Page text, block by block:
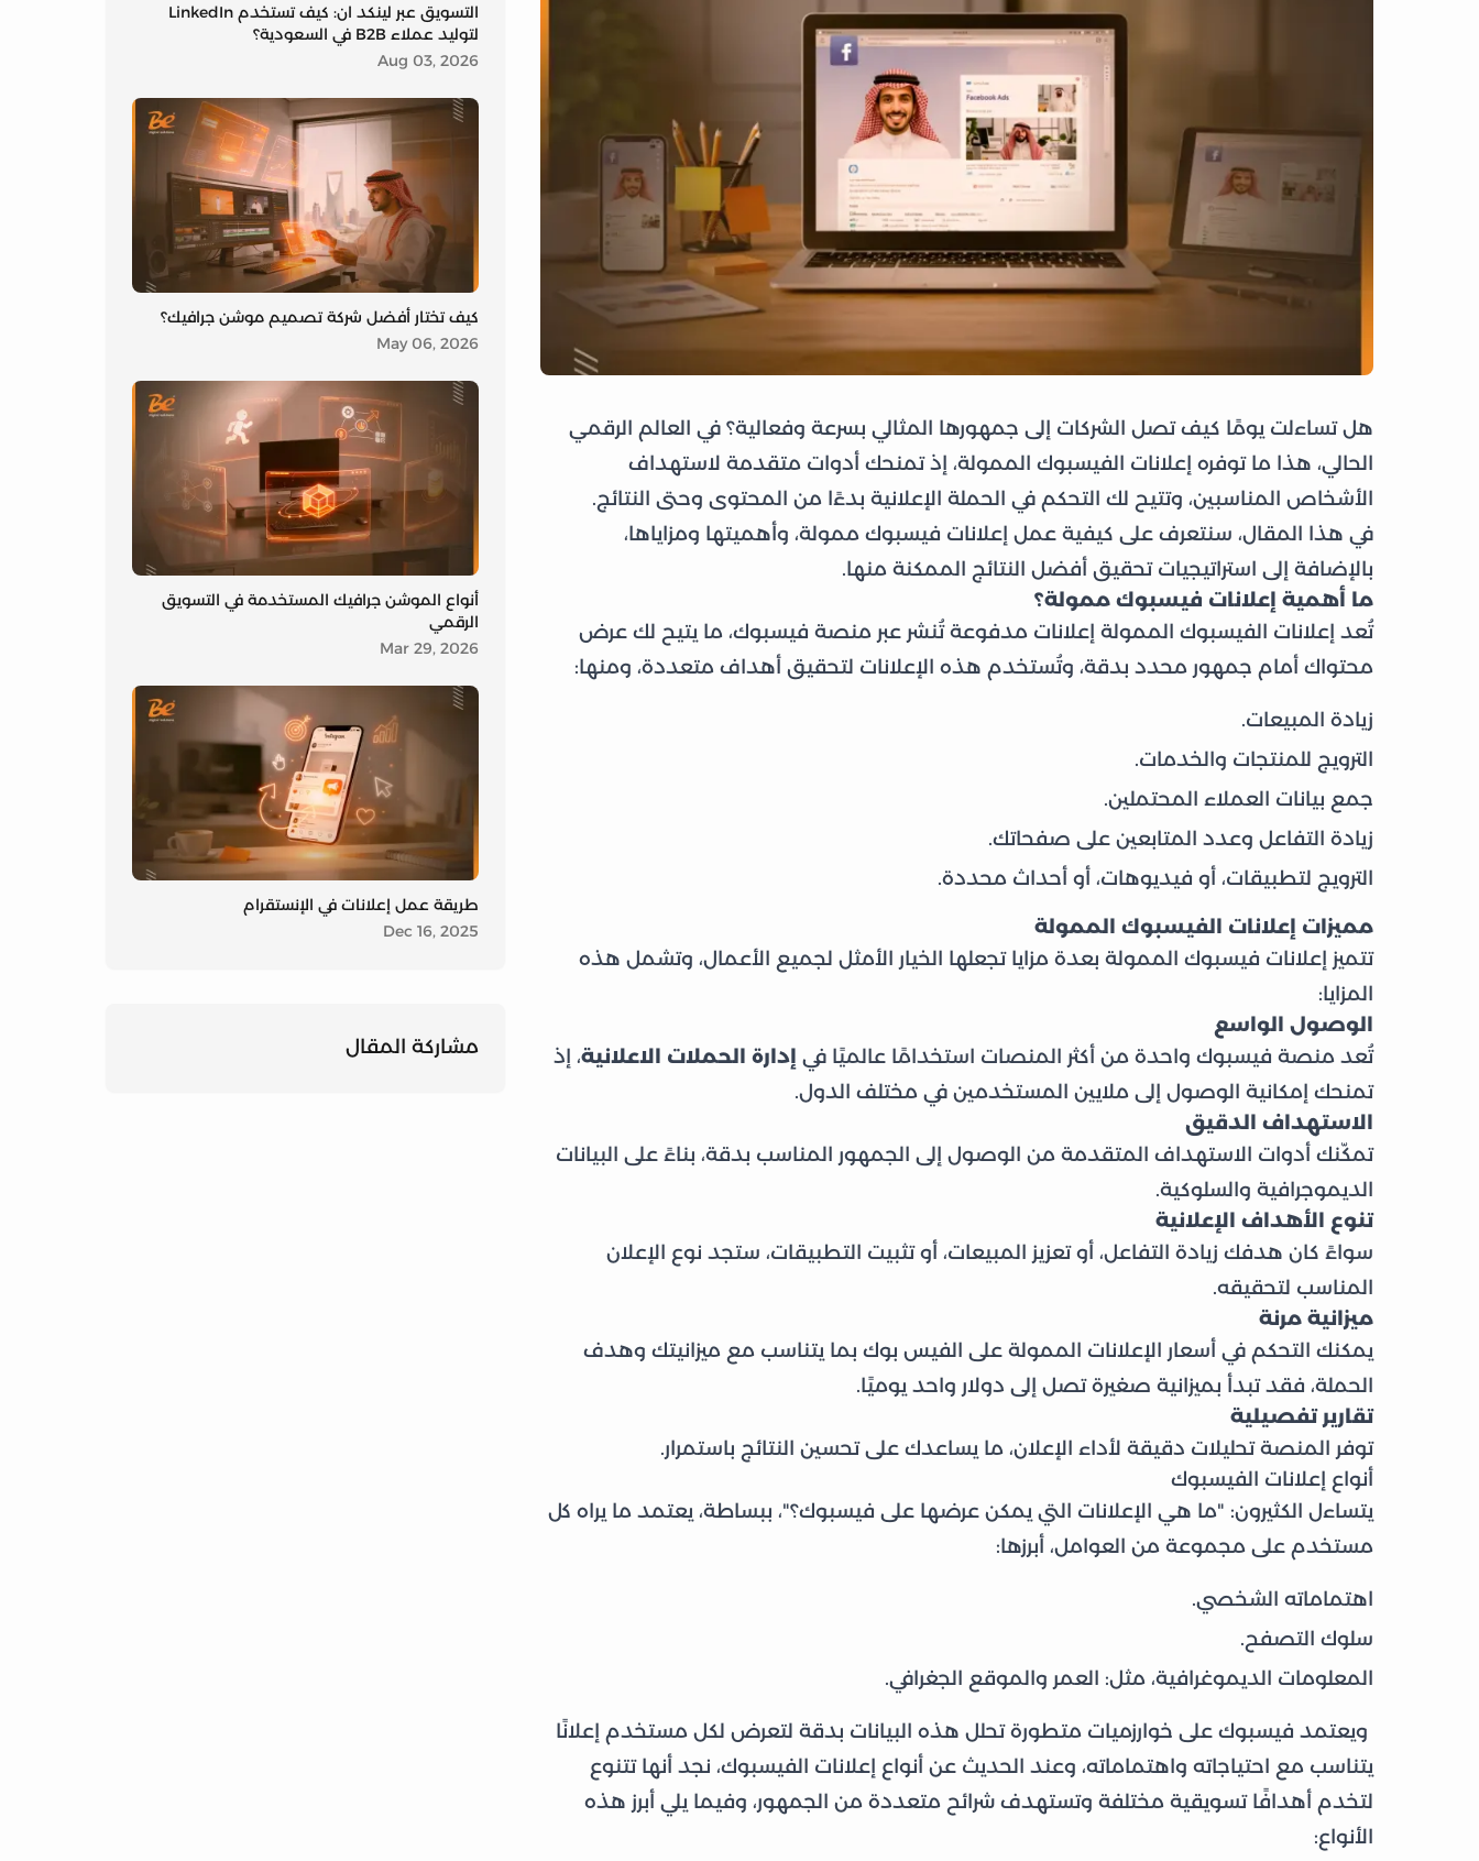
هل تساءلت يومًا كيف تصل الشركات إلى جمهورها المثالي بسرعة وفعالية؟ في العالم الرقمي
الحالي، هذا ما توفره إعلانات الفيسبوك الممولة، إذ تمنحك أدوات متقدمة لاستهداف
الأشخاص المناسبين، وتتيح لك التحكم في الحملة الإعلانية بدءًا من المحتوى وحتى النتائج.
في هذا المقال، سنتعرف على كيفية عمل إعلانات فيسبوك ممولة، وأهميتها ومزاياها،
بالإضافة إلى استراتيجيات تحقيق أفضل النتائج الممكنة منها.
ما أهمية إعلانات فيسبوك ممولة؟
تُعد إعلانات الفيسبوك الممولة إعلانات مدفوعة تُنشر عبر منصة فيسبوك، ما يتيح لك عرض
محتواك أمام جمهور محدد بدقة، وتُستخدم هذه الإعلانات لتحقيق أهداف متعددة، ومنها:
زيادة المبيعات.
الترويج للمنتجات والخدمات.
جمع بيانات العملاء المحتملين.
زيادة التفاعل وعدد المتابعين على صفحاتك.
الترويج لتطبيقات، أو فيديوهات، أو أحداث محددة.
مميزات إعلانات الفيسبوك الممولة
تتميز إعلانات فيسبوك الممولة بعدة مزايا تجعلها الخيار الأمثل لجميع الأعمال، وتشمل هذه
المزايا:
الوصول الواسع
تُعد منصة فيسبوك واحدة من أكثر المنصات استخدامًا عالميًا في إدارة الحملات الاعلانية، إذ
تمنحك إمكانية الوصول إلى ملايين المستخدمين في مختلف الدول.
الاستهداف الدقيق
تمكّنك أدوات الاستهداف المتقدمة من الوصول إلى الجمهور المناسب بدقة، بناءً على البيانات
الديموجرافية والسلوكية.
تنوع الأهداف الإعلانية
سواءً كان هدفك زيادة التفاعل، أو تعزيز المبيعات، أو تثبيت التطبيقات، ستجد نوع الإعلان
المناسب لتحقيقه.
ميزانية مرنة
يمكنك التحكم في أسعار الإعلانات الممولة على الفيس بوك بما يتناسب مع ميزانيتك وهدف
الحملة، فقد تبدأ بميزانية صغيرة تصل إلى دولار واحد يوميًا.
تقارير تفصيلية
توفر المنصة تحليلات دقيقة لأداء الإعلان، ما يساعدك على تحسين النتائج باستمرار.
أنواع إعلانات الفيسبوك
يتساءل الكثيرون: "ما هي الإعلانات التي يمكن عرضها على فيسبوك؟"، ببساطة، يعتمد ما يراه كل
مستخدم على مجموعة من العوامل، أبرزها:
اهتماماته الشخصي.
سلوك التصفح.
المعلومات الديموغرافية، مثل: العمر والموقع الجغرافي.
ويعتمد فيسبوك على خوارزميات متطورة تحلل هذه البيانات بدقة لتعرض لكل مستخدم إعلانًا
يتناسب مع احتياجاته واهتماماته، وعند الحديث عن أنواع إعلانات الفيسبوك، نجد أنها تتنوع
لتخدم أهدافًا تسويقية مختلفة وتستهدف شرائح متعددة من الجمهور، وفيما يلي أبرز هذه
الأنواع:
التسويق عبر لينكد ان: كيف تستخدم LinkedIn
لتوليد عملاء B2B في السعودية؟
Aug 03, 2026
كيف تختار أفضل شركة تصميم موشن جرافيك؟
May 06, 2026
أنواع الموشن جرافيك المستخدمة في التسويق
الرقمي
Mar 29, 2026
طريقة عمل إعلانات في الإنستقرام
Dec 16, 2025
مشاركة المقال